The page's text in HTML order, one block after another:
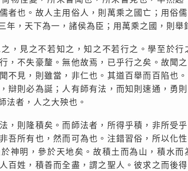
者也。故人主用俗人，則萬乘之國亡；用俗
年，天下為一，諸侯為臣；用萬乘之國，則舉
，見之不若知之，知之不若行之。學至於
，不失豪釐。無他故焉，已乎行之矣。故聞
不見，則雖當，非仁也。其道百舉而百陷也
辯則必為誕；人有師有法，而知則速通，勇
法者，人之大殃也。
，則隆積矣。而師法者，所得乎積，非所受
吾所有也，然而可為也。注錯習俗，所以化
神明，參於天地矣。故積土而為山，積水
百姓，積善而全盡，謂之聖人。彼求之而後